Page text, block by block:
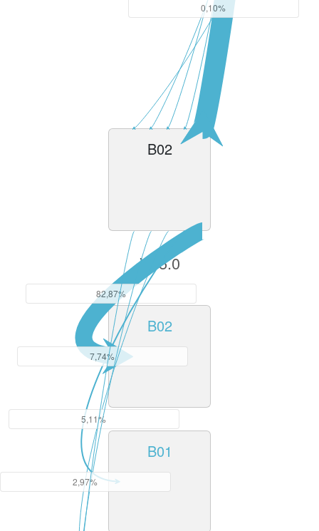
B02
V15.0
B02
B01
0,10%
82,87%
7,74%
5,11%
2,97%